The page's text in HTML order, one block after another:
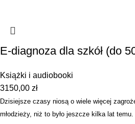
E-diagnoza dla szkół (do
Książki i audiobooki
3150,00 zł
Dzisiejsze czasy niosą o wiele więcej
młodzieży, niż to było jeszcze kilka lat